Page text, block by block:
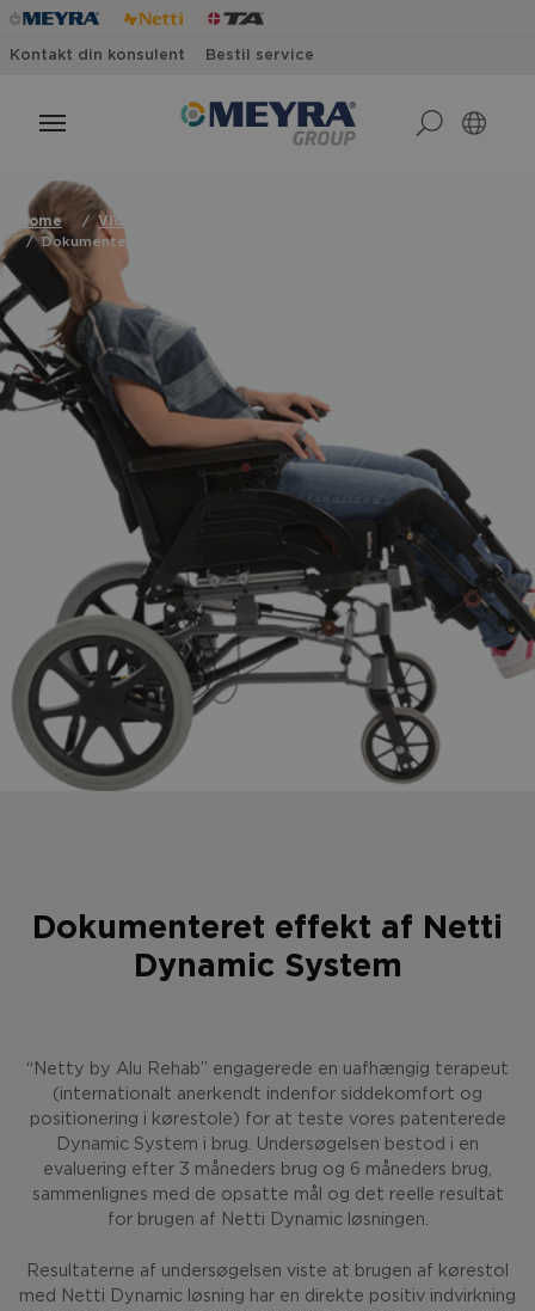
Kontakt din konsulent Bestil service
Home Vidensartikler
Dokumenteret effekt af Netti Dynamic System
Dokumenteret effekt af Netti
Dynamic System
“Netty by Alu Rehab” engagerede en uafhængig terapeut
(internationalt anerkendt indenfor siddekomfort og
positionering i kørestole) for at teste vores patenterede
Dynamic System i brug. Undersøgelsen bestod i en
evaluering efter 3 måneders brug og 6 måneders brug,
sammenlignes med de opsatte mål og det reelle resultat
for brugen af Netti Dynamic løsningen.
Resultaterne af undersøgelsen viste at brugen af kørestol
med Netti Dynamic løsning har en direkte positiv indvirkning